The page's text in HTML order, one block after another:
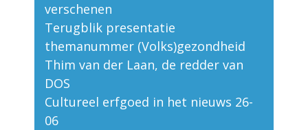
verschenen
Terugblik presentatie
themanummer (Volks)gezondheid
Thim van der Laan, de redder van
DOS
Cultureel erfgoed in het nieuws 26-
06